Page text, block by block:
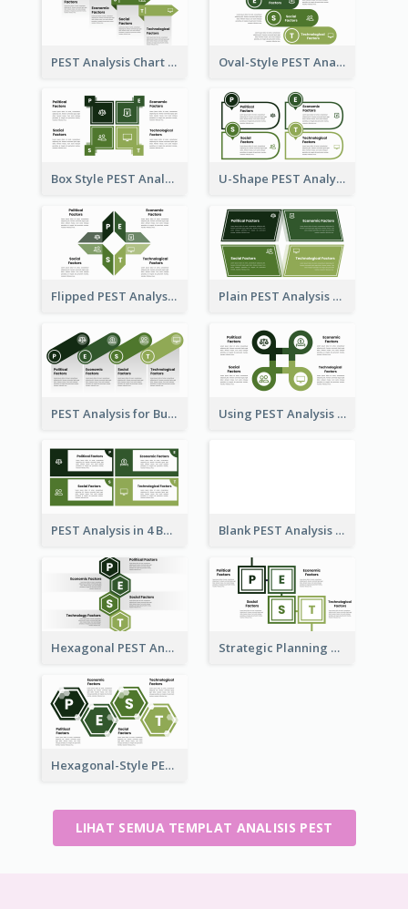
PEST Analysis Chart in Arrow Style Oval-Style PEST Analysis Diagram
Box Style PEST Analysis Template U-Shape PEST Analysis Chart
Flipped PEST Analysis Framework Template Plain PEST Analysis Template
PEST Analysis for Business Presentation Using PEST Analysis for Business
PEST Analysis in 4 Boxes Blank PEST Analysis
Hexagonal PEST Analysis Template Strategic Planning with PEST Analysis Template
Hexagonal-Style PEST Analysis for Infographic
LIHAT SEMUA TEMPLAT ANALISIS PEST